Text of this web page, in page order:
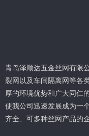
青岛泽顺达五金丝网有限
裂网以及车间隔离网等各
厚的环境优势和广大同仁
使我公司迅速发展成为一
齐全、可多种丝网产品的企